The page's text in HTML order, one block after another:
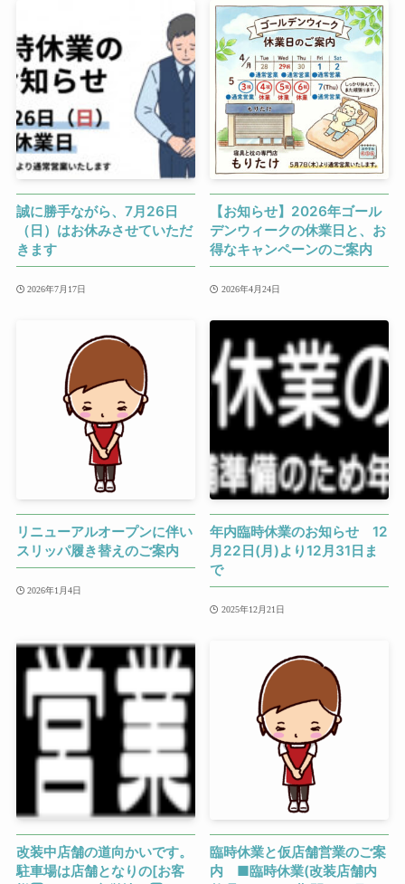
誠に勝手ながら、7月26日
（日）はお休みさせていただ
きます
2026年7月17日
【お知らせ】2026年ゴール
デンウィークの休業日と、お
得なキャンペーンのご案内
2026年4月24日
リニューアルオープンに伴い
スリッパ履き替えのご案内
2026年1月4日
年内臨時休業のお知らせ 12
月22日(月)より12月31日ま
で
2025年12月21日
改装中店舗の道向かいです。
駐車場は店舗となりの[お客
臨時休業と仮店舗営業のご案
内 ■臨時休業(改装店舗内